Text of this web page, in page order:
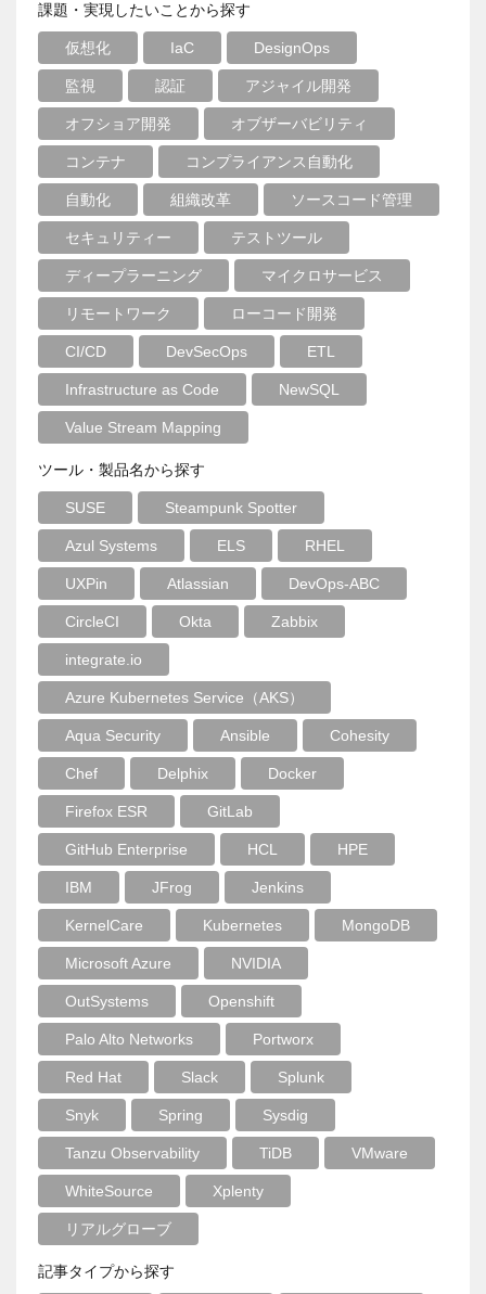
課題・実現したいことから探す
仮想化 IaC DesignOps
監視 認証 アジャイル開発
オフショア開発 オブザーバビリティ
コンテナ コンプライアンス自動化
自動化 組織改革 ソースコード管理
セキュリティー テストツール
ディープラーニング マイクロサービス
リモートワーク ローコード開発
CI/CD DevSecOps ETL
Infrastructure as Code NewSQL
Value Stream Mapping
ツール・製品名から探す
SUSE Steampunk Spotter
Azul Systems ELS RHEL
UXPin Atlassian DevOps-ABC
CircleCI Okta Zabbix
integrate.io
Azure Kubernetes Service（AKS）
Aqua Security Ansible Cohesity
Chef Delphix Docker
Firefox ESR GitLab
GitHub Enterprise HCL HPE
IBM JFrog Jenkins
KernelCare Kubernetes MongoDB
Microsoft Azure NVIDIA
OutSystems Openshift
Palo Alto Networks Portworx
Red Hat Slack Splunk
Snyk Spring Sysdig
Tanzu Observability TiDB VMware
WhiteSource Xplenty
リアルグローブ
記事タイプから探す